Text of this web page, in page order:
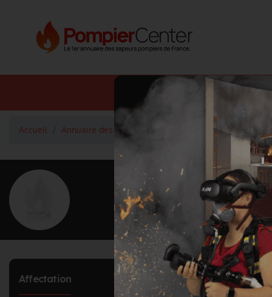
Annuaire SDIS
Accueil Annuaire des pompiers ROCHAS Nathalie
< Retour à la liste des pompiers
ROCHAS
Affectation